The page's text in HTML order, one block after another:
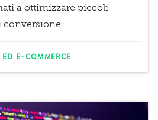
a ottimizzare piccoli
E–COMMERCE